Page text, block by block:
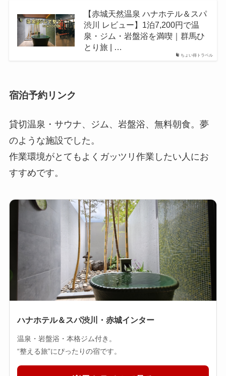
ちょい得トラベル
【赤城天然温泉 ハナホテル＆スパ
渋川 レビュー】1泊7,200円で温
泉・ジム・岩盤浴を満喫｜群馬ひ
とり旅 | …
宿泊予約リンク
貸切温泉・サウナ、ジム、岩盤浴、無料朝食。夢
のような施設でした。
作業環境がとてもよくガッツリ作業したい人にお
すすめです。
ハナホテル＆スパ渋川・赤城インター
温泉・岩盤浴・本格ジム付き。
“整える旅”にぴったりの宿です。